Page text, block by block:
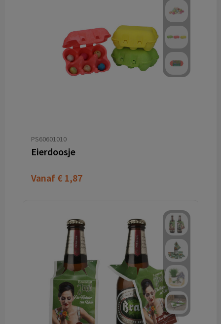
PS60601010
Eierdoosje
Vanaf € 1,87